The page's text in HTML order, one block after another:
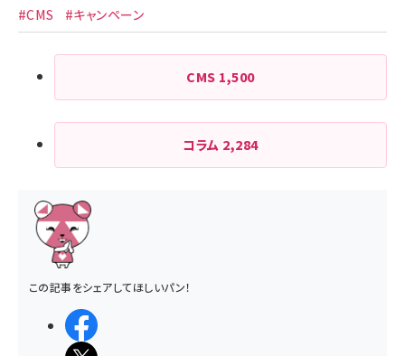
#CMS #キャンペーン
CMS 1,500
コラム 2,284
この記事をシェアしてほしいパン！